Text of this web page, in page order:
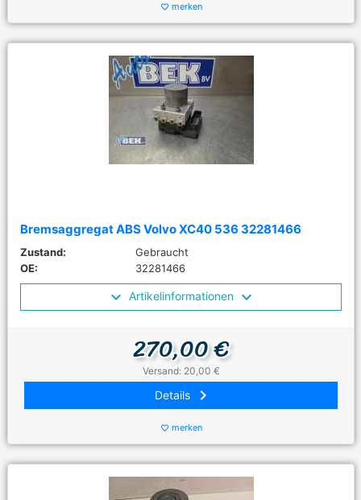
favorite_border merken
Bremsaggregat ABS Volvo XC40 536 32281466
Zustand:
Gebraucht
OE:
32281466
Artikelinformationen
270,00 €
Versand: 20,00 €
Details keyboard_arrow_right
favorite_border merken